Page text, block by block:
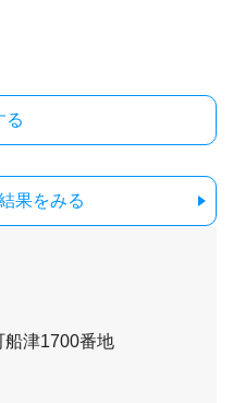
果をみる
船津1700番地